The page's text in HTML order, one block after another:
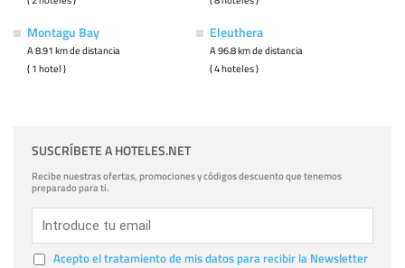
Montagu Bay
A 8.91 km de distancia
( 1 hotel )
Eleuthera
A 96.8 km de distancia
( 4 hoteles )
SUSCRÍBETE A HOTELES.NET
Recibe nuestras ofertas, promociones y códigos descuento que tenemos
preparado para ti.
Acepto el tratamiento de mis datos para recibir la Newsletter